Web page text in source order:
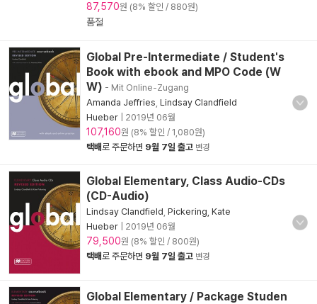
87,570원 (8% 할인 / 880원)
품절
Global Pre-Intermediate / Student's
Book with ebook and MPO Code (W
W) - Mit Online-Zugang
Amanda Jeffries Lindsay Clandfield
Hueber
2019년 06월
107,160원 (8% 할인 / 1,080원)
택배로 주문하면 9월 7일 출고 변경
Global Elementary, Class Audio-CDs
(CD-Audio)
Lindsay Clandfield Pickering, Kate
Hueber
2019년 06월
79,500원 (8% 할인 / 800원)
택배로 주문하면 9월 7일 출고 변경
Global Elementary / Package Studen